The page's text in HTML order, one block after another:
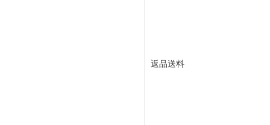
返品送料